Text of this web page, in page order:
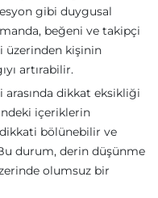
gibi duygusal
beğeni ve takipçi
üzerinden kişinin
artırabilir.
dikkat eksikliği
içeriklerin
dikkati bölünebilir ve
durum, derin düşünme
olumsuz bir